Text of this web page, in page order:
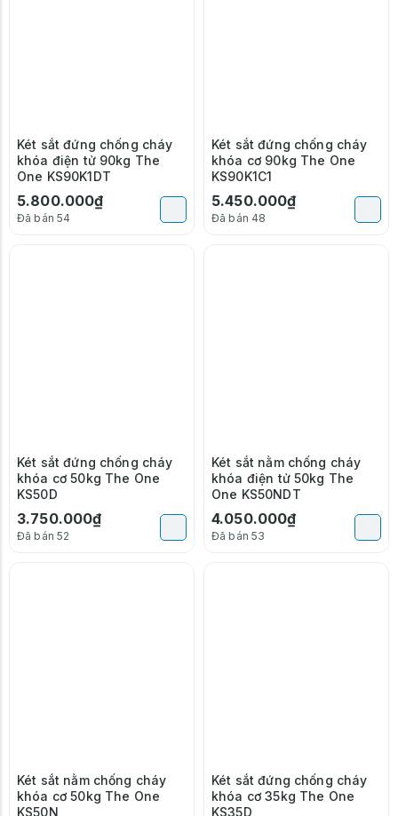
Két sắt đứng chống cháy
khóa điện tử 90kg The
One KS90K1DT
5.800.000₫
Đã bán 54
Két sắt đứng chống cháy
khóa cơ 90kg The One
KS90K1C1
5.450.000₫
Đã bán 48
Két sắt đứng chống cháy
khóa cơ 50kg The One
KS50D
3.750.000₫
Đã bán 52
Két sắt nằm chống cháy
khóa điện tử 50kg The
One KS50NDT
4.050.000₫
Đã bán 53
Két sắt nằm chống cháy
khóa cơ 50kg The One
KS50N
Két sắt đứng chống cháy
khóa cơ 35kg The One
KS35D